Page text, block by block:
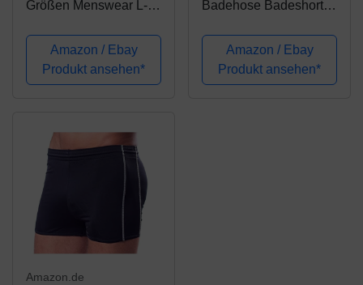
Größen Menswear L-
Schlafanzug-Hose,
Shorts, Kurze Pyjama-
Hose, Jogging-Hose
7XL...
Amazon / Ebay
Produkt ansehen*
Badehose Badeshort
Sommer Sport Shorts
Tunnelzug 100%
Polyester Schwarz M,
Amazon / Ebay
Produkt ansehen*
Amazon.de